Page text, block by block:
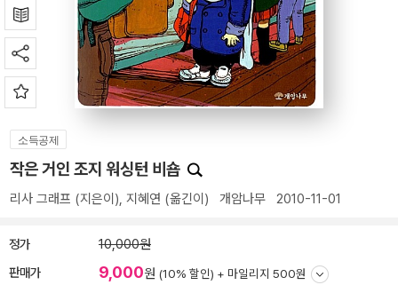
소득공제
작은 거인 조지 워싱턴 비숍
리사 그래프 (지은이), 지혜연 (옮긴이) 개암나무 2010-11-01
정가 10,000원
판매가 9,000원 (10% 할인) + 마일리지 500원